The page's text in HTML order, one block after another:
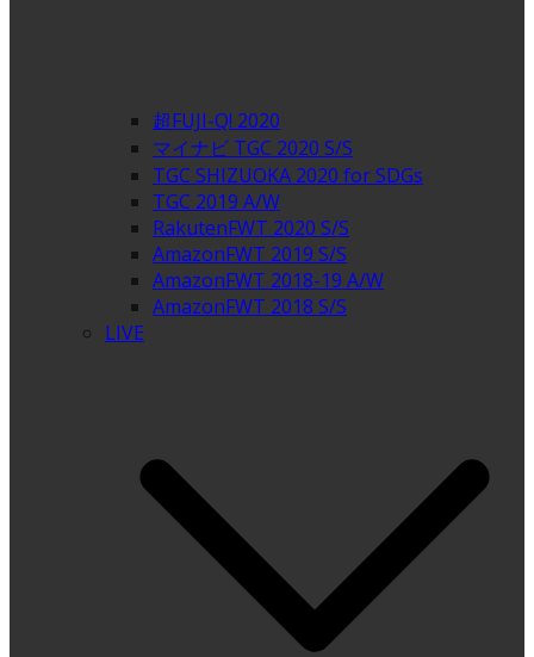
超FUJI-Q! 2020
マイナビ TGC 2020 S/S
TGC SHIZUOKA 2020 for SDGs
TGC 2019 A/W
RakutenFWT 2020 S/S
AmazonFWT 2019 S/S
AmazonFWT 2018-19 A/W
AmazonFWT 2018 S/S
LIVE